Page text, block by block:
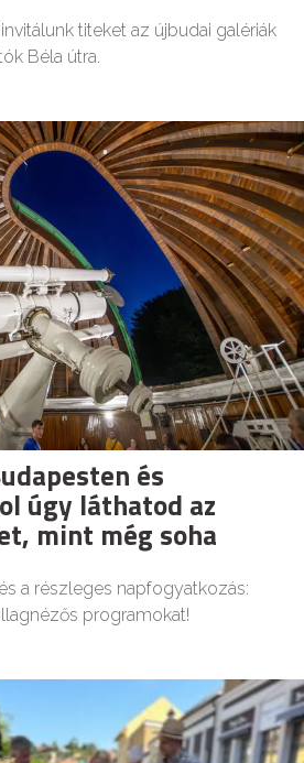
titeket az újbudai galériák
Béla útra.
és
úgy láthatod az
mint még soha
a részleges napfogyatkozás:
programokat!